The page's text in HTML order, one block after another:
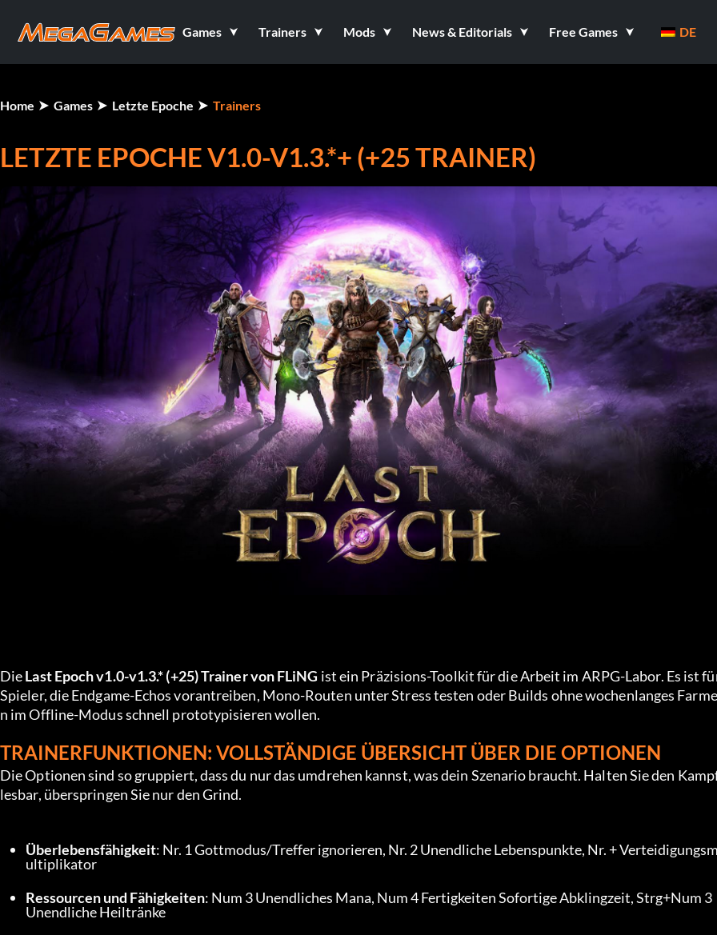
Games Trainers Mods News & Editorials Free Games DE
Home Games Letzte Epoche Trainers
LETZTE EPOCHE V1.0-V1.3.*+ (+25 TRAINER)
Die Last Epoch v1.0-v1.3.* (+25) Trainer von FLiNG ist ein Präzisions-Toolkit für die Arbeit im ARPG-Labor. Es ist
Spieler, die Endgame-Echos vorantreiben, Mono-Routen unter Stress testen oder Builds ohne wochenlanges Farme
n im Offline-Modus schnell prototypisieren wollen.
TRAINERFUNKTIONEN: VOLLSTÄNDIGE ÜBERSICHT ÜBER DIE OPTIONEN
Die Optionen sind so gruppiert, dass du nur das umdrehen kannst, was dein Szenario braucht. Halten Sie den
lesbar, überspringen Sie nur den Grind.
Überlebensfähigkeit: Nr. 1 Gottmodus/Treffer ignorieren, Nr. 2 Unendliche Lebenspunkte, Nr. + Verteidigungsm
ultiplikator
Ressourcen und Fähigkeiten: Num 3 Unendliches Mana, Num 4 Fertigkeiten Sofortige Abklingzeit, Strg+Num 3
Unendliche Heiltränke